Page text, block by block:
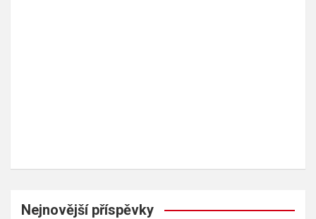
Nejnovější příspěvky